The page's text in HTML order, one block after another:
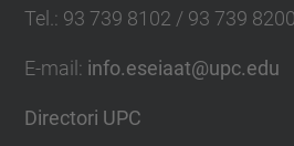
Tel. : 93 739 8102 / 93 739 8200
E-mail : info.eseiaat@upc.edu
Directori UPC